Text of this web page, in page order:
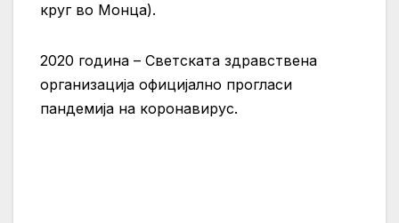
круг во Монца).
2020 година – Светската здравствена
организација официјално прогласи
пандемија на коронавирус.